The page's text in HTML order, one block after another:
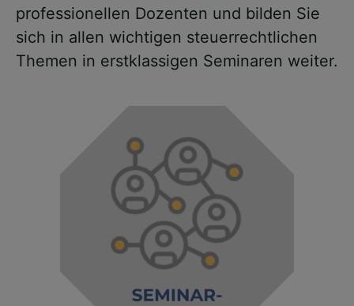
professionellen Dozenten und bilden Sie
sich in allen wichtigen steuerrechtlichen
Themen in erstklassigen Seminaren weiter.